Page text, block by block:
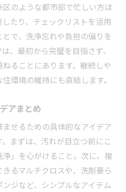
のような都市部で忙しい方ほ
たり、チェックリストを活用
で、洗浄忘れや負担の偏りを
、最初から完璧を目指さず、
ることにあります。継続しや
環境の維持にも直結します。
アまとめ
せるための具体的なアイデア
まずは、汚れが目立つ前にこ
」を心がけること。次に、複
るマルチクロスや、洗剤要ら
ジなど、シンプルなアイテム